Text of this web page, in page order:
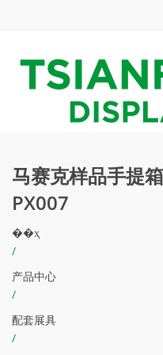
周一
马赛克样品手提
PX007
��ҳ
/
产品中心
/
配套展具
/